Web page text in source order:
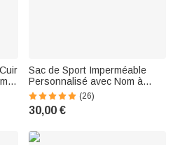
Sac de Sport Imperméable
Personnalisé avec Nom à
Silhouette de Gymnastique
Sac avec Bandoulière Cadeau
Voyage Anniversaire pour
(26)
30,00 €